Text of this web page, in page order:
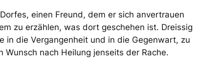
einen Freund, dem er sich anvertrauen
zu erzählen, was dort geschehen ist. Dreissig
in die Vergangenheit und in die Gegenwart, zu
nach Heilung jenseits der Rache.